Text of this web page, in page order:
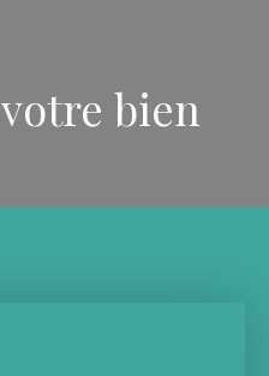
votre bien